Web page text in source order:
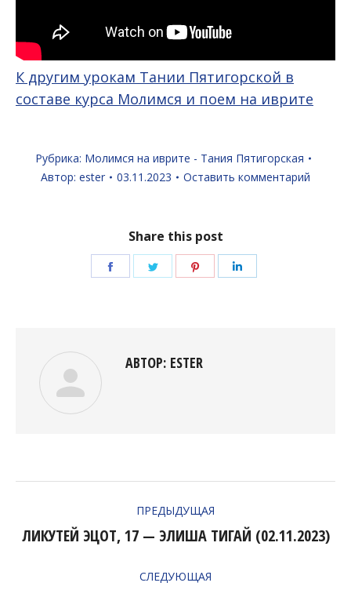
К другим урокам Тании Пятигорской в
составе курса Молимся и поем на иврите
Рубрика: Молимся на иврите - Тания Пятигорская
Автор: ester 03.11.2023 Оставить комментарий
Share this post
ПоделитьсяПоделитьсяПоделиться
АВТОР: ESTER
ПО
ПРЕДЫДУЩАЯ
Предыдущая
ЛИКУТЕЙ ЭЦОТ, 17 — ЭЛИША ТИГАЙ (02.11.2023)
СЛЕДУЮЩАЯ